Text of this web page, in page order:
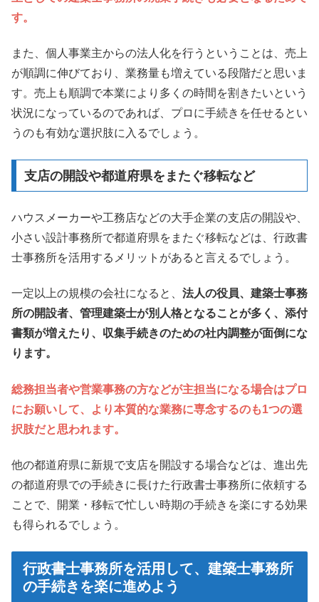
す。
また、個人事業主からの法人化を行うということは、売上
が順調に伸びており、業務量も増えている段階だと思いま
す。売上も順調で本業により多くの時間を割きたいという
状況になっているのであれば、プロに手続きを任せるとい
うのも有効な選択肢に入るでしょう。
支店の開設や都道府県をまたぐ移転など
ハウスメーカーや工務店などの大手企業の支店の開設や、
小さい設計事務所で都道府県をまたぐ移転などは、行政書
士事務所を活用するメリットがあると言えるでしょう。
一定以上の規模の会社になると、 法人の役員、建築士事務
所の開設者、管理建築士が別人格となることが多く、添付
書類が増えたり、収集手続きのための社内調整が面倒にな
ります。
総務担当者や営業事務の方などが主担当になる場合はプロ
にお願いして、より本質的な業務に専念するのも1つの選
択肢だと思われます。
他の都道府県に新規で支店を開設する場合などは、進出先
の都道府県での手続きに長けた行政書士事務所に依頼する
ことで、開業・移転で忙しい時期の手続きを楽にする効果
も得られるでしょう。
行政書士事務所を活用して、建築士事務所
の手続きを楽に進めよう